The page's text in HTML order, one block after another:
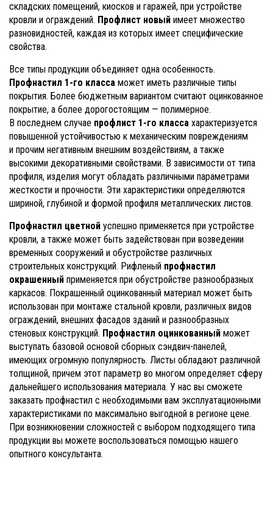
складских помещений, киосков и гаражей, при устройстве
кровли и ограждений. Профлист новый имеет множество
разновидностей, каждая из которых имеет специфические
свойства.
Все типы продукции объединяет одна особенность.
Профнастил 1-го класса может иметь различные типы
покрытия. Более бюджетным вариантом считают оцинкованное
покрытие, а более дорогостоящим — полимерное.
В последнем случае профлист 1-го класса характеризуется
повышенной устойчивостью к механическим повреждениям
и прочим негативным внешним воздействиям, а также
высокими декоративными свойствами. В зависимости от типа
профиля, изделия могут обладать различными параметрами
жесткости и прочности. Эти характеристики определяются
шириной, глубиной и формой профиля металлических листов.
Профнастил цветной успешно применяется при устройстве
кровли, а также может быть задействован при возведении
временных сооружений и обустройстве различных
строительных конструкций. Рифленый профнастил
окрашенный применяется при обустройстве разнообразных
каркасов. Покрашенный оцинкованный материал может быть
использован при монтаже стальной кровли, различных видов
ограждений, внешних фасадов зданий и разнообразных
стеновых конструкций. Профнастил оцинкованный может
выступать базовой основой сборных сэндвич-панелей,
имеющих огромную популярность. Листы обладают различной
толщиной, причем этот параметр во многом определяет сферу
дальнейшего использования материала. У нас вы сможете
заказать профнастил с необходимыми вам эксплуатационными
характеристиками по максимально выгодной в регионе цене.
При возникновении сложностей с выбором подходящего типа
продукции вы можете воспользоваться помощью нашего
опытного консультанта.